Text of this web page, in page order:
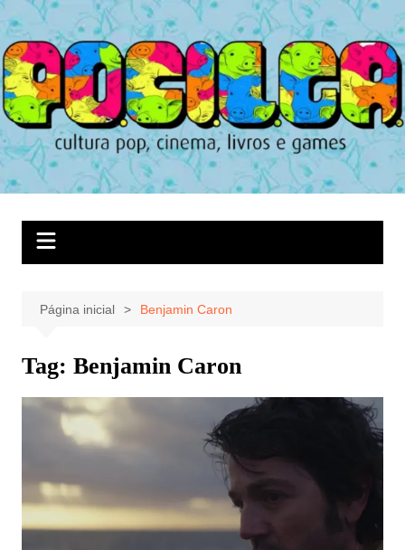
Ir
para
o
conteúdo
Página inicial Benjamin Caron
Tag: Benjamin Caron